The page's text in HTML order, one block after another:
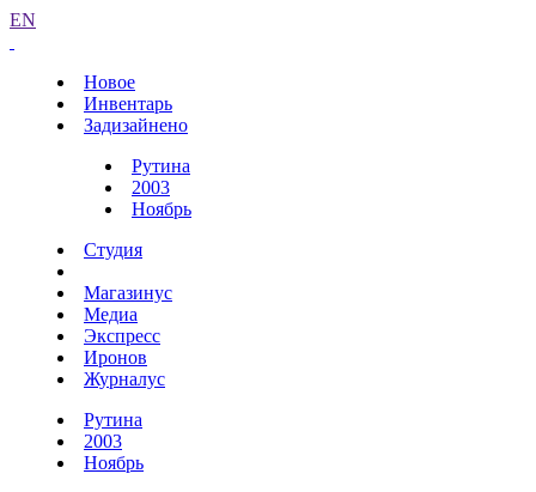
EN
Новое
Инвентарь
Задизайнено
Рутина
2003
Ноябрь
Студия
Магазинус
Медиа
Экспресс
Иронов
Журналус
Рутина
2003
Ноябрь